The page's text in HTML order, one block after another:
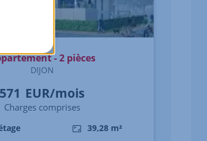
- 2 pièces
DIJON
571 EUR/mois
Charges comprises
39,28 m²